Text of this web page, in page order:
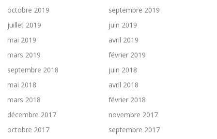
octobre 2019
septembre 2019
juillet 2019
juin 2019
mai 2019
avril 2019
mars 2019
février 2019
septembre 2018
juin 2018
mai 2018
avril 2018
mars 2018
février 2018
décembre 2017
novembre 2017
octobre 2017
septembre 2017